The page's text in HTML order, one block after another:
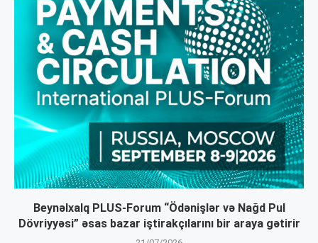
Beynəlxalq PLUS-Forum “Ödənişlər və Nağd Pul
Dövriyyəsi” əsas bazar iştirakçılarını bir araya gətirir